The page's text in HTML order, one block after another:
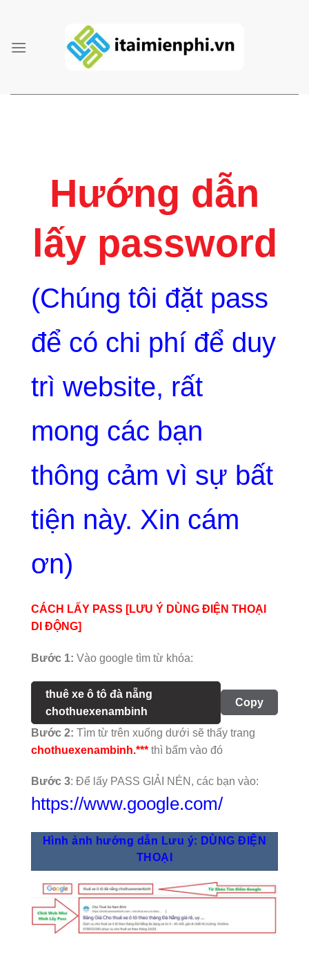
content
Hướng dẫn
lấy password
(Chúng tôi đặt pass
để có chi phí để duy
trì website, rất
mong các bạn
thông cảm vì sự bất
tiện này. Xin cám
ơn)
CÁCH LẤY PASS [LƯU Ý DÙNG ĐIỆN THOẠI
DI ĐỘNG]
Bước 1: Vào google tìm từ khóa:
thuê xe ô tô đà nẵng
chothuexenambinh
Copy
Bước 2: Tìm từ trên xuống dưới sẽ thấy trang
chothuexenambinh.*** thì bấm vào đó
Bước 3: Để lấy PASS GIẢI NÉN, các bạn vào:
https://www.google.com/
Hình ảnh hướng dẫn Lưu ý: DÙNG ĐIỆN
THOẠI